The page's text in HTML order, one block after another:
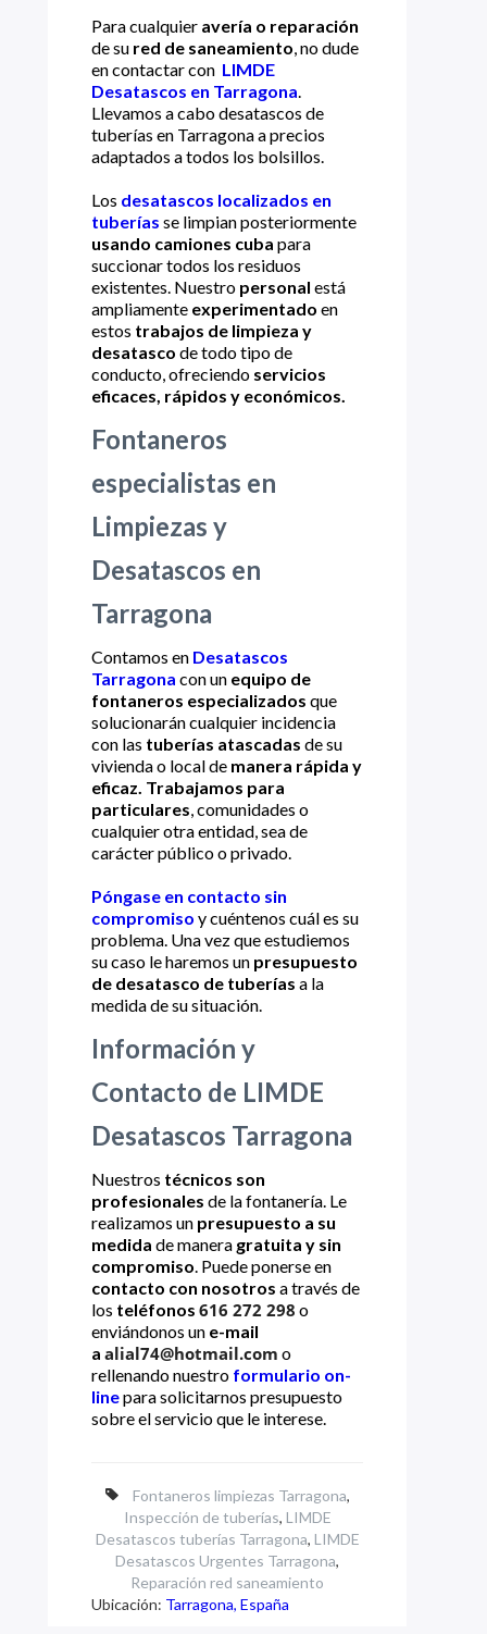
Para cualquier avería o reparación
de su red de saneamiento , no dude
en contactar con LIMDE
Desatascos en Tarragona
Llevamos a cabo desatascos de
tuberías en Tarragona a precios
adaptados a todos los bolsillos.
Los desatascos localizados en
tuberías se limpian posteriormente
usando camiones cuba para
succionar todos los residuos
existentes. Nuestro personal está
ampliamente experimentado en
estos trabajos de limpieza y
desatasco de todo tipo de
conducto, ofreciendo servicios
eficaces, rápidos y económicos.
Fontaneros
especialistas en
Limpiezas y
Desatascos en
Tarragona
Contamos en Desatascos
Tarragona con un equipo de
fontaneros especializados que
solucionarán cualquier incidencia
con las tuberías atascadas de su
vivienda o local de manera rápida y
eficaz. Trabajamos para
particulares , comunidades o
cualquier otra entidad, sea de
carácter público o privado.
Póngase en contacto sin
compromiso y cuéntenos cuál es su
problema. Una vez que estudiemos
su caso le haremos un presupuesto
de desatasco de tuberías a la
medida de su situación.
Información y
Contacto de LIMDE
Desatascos Tarragona
Nuestros técnicos son
profesionales de la fontanería. Le
realizamos un presupuesto a su
medida de manera gratuita y sin
compromiso . Puede ponerse en
contacto con nosotros a través de
los teléfonos 616 272 298 o
enviándonos un e-mail
a alial74@hotmail.com o
rellenando nuestro formulario on-
linepara solicitarnos presupuesto
sobre el servicio que le interese.
Fontaneros limpiezas Tarragona,
Inspección de tuberías, LIMDE
Desatascos tuberías Tarragona, LIMDE
Desatascos Urgentes Tarragona,
Reparación red saneamiento
Ubicación: Tarragona, España